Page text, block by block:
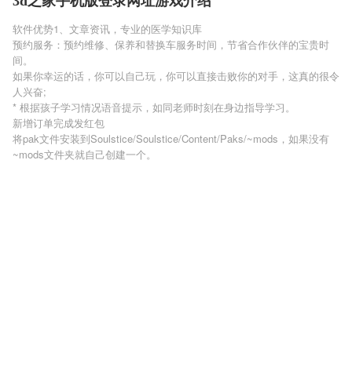
软件优势1、文章资讯，专业的医学知识库
预约服务：预约维修、保养和替换车服务时间，节省合作伙伴的宝贵时
间。
如果你幸运的话，你可以自己玩，你可以直接击败你的对手，这真的很令
人兴奋;
* 根据孩子学习情况语音提示，如同老师时刻在身边指导学习。
新增订单完成发红包
将pak文件安装到Soulstice/Soulstice/Content/Paks/~mods，如果没有
~mods文件夹就自己创建一个。